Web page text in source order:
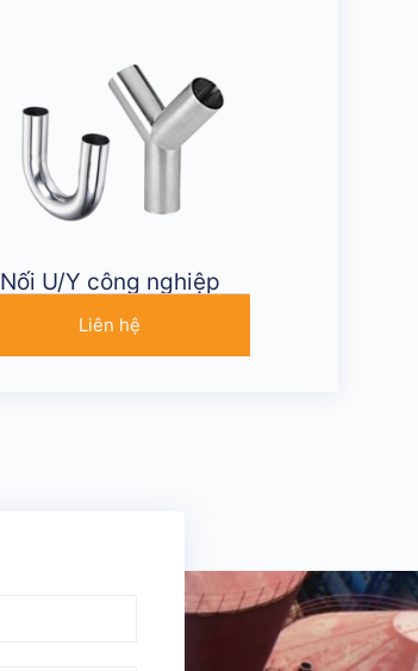
Nối U/Y công nghiệp
Liên hệ